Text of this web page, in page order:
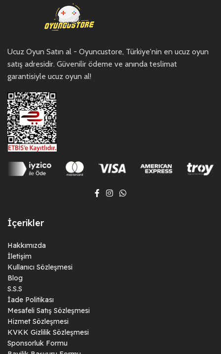
Ucuz Oyun Satın al - Oyuncustore, Türkiye'nin en ucuz oyun
satış adresidir. Güvenilir ödeme ve anında teslimat
garantisiyle ucuz oyun al!
İçerikler
Hakkımızda
İletişim
Kullanıcı Sözleşmesi
Blog
S.S.S
İade Politikası
Mesafeli Satış Sözleşmesi
Hizmet Sözleşmesi
KVKK Gizlilik Sözleşmesi
Sponsorluk Formu